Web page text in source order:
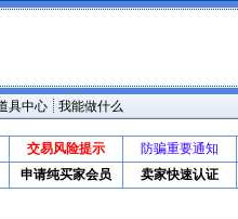
具中心 我能做什么
交易风险提示
防骗重要通知
申请纯买家会员 卖家快速认证